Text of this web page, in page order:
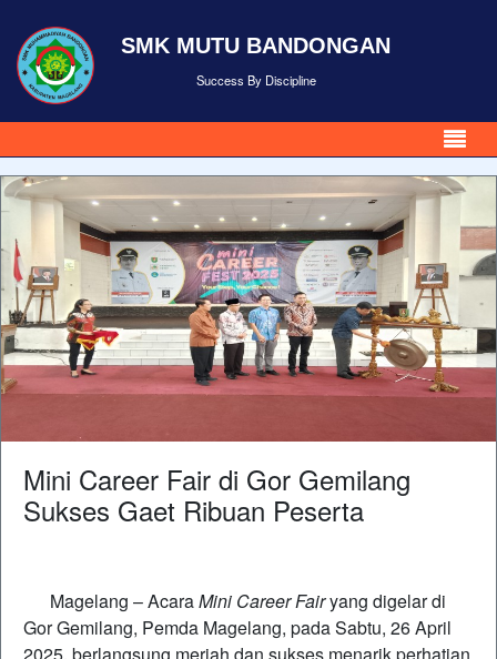
SMK MUTU BANDONGAN
Success By Discipline
Mini Career Fair di Gor Gemilang
Sukses Gaet Ribuan Peserta
Magelang – AcaraMini Career Fairyang digelar di
Gor Gemilang, Pemda Magelang, pada Sabtu, 26 April